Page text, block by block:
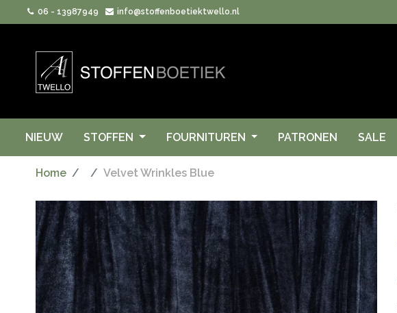
06 - 13987949 info@stoffenboetiektwello.nl
NIEUW STOFFEN FOURNITUREN PATRONEN SALE
Home Velvet Wrinkles Blue